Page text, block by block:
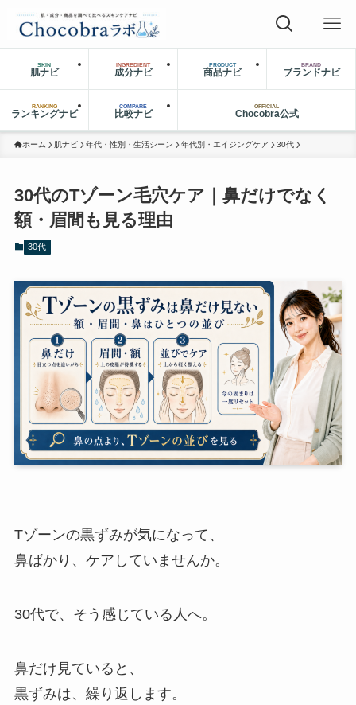
SKIN
肌ナビ
INGREDIENT
成分ナビ
PRODUCT
商品ナビ
BRAND
ブランドナビ
RANKING
ランキングナビ
COMPARE
比較ナビ
OFFICIAL
Chocobra公式
ホーム 肌ナビ 年代・性別・生活シーン 年代別・エイジングケア 30代
30代のTゾーン毛穴ケア｜鼻だけでなく
額・眉間も見る理由
30代
Tゾーンの黒ずみが気になって、
鼻ばかり、ケアしていませんか。
30代で、そう感じている人へ。
鼻だけ見ていると、
黒ずみは、繰り返します。